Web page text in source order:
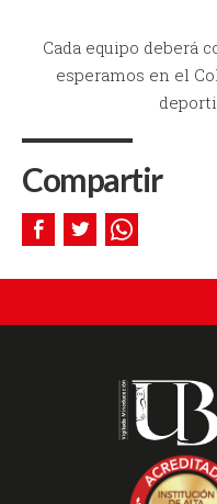
Cada equipo deberá
esperamos en el
Compartir